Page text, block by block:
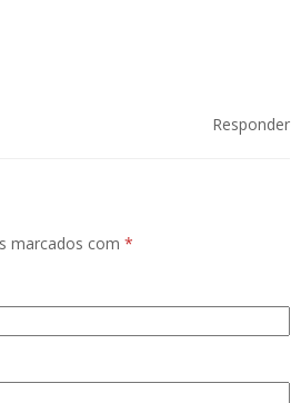
Responder
marcados com *